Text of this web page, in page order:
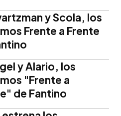
y Scola, los
Frente a Frente
y Alario, los
"Frente a
de Fantino